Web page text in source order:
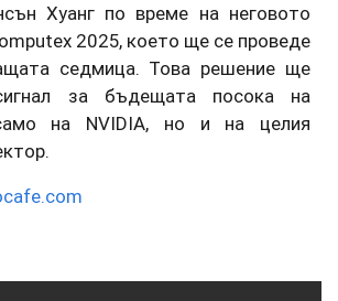
Хуанг по време на неговото
2025, което ще се проведе
седмица. Това решение ще
за бъдещата посока на
на NVIDIA, но и на целия